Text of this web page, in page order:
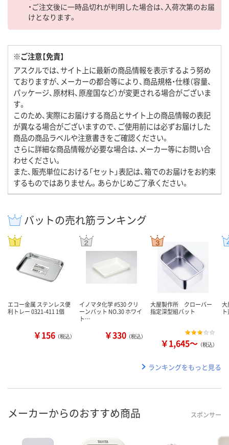
・ご注文後に一時品切れが判明した場合は、入荷次第のお届
けとなります。
※ご注意【免責】
アスクルでは、サイト上に最新の商品情報を表示するよう努め
ておりますが、メーカーの都合等により、商品規格・仕様（容量、
パッケージ、原材料、原産国など）が変更される場合がございま
す。
このため、実際にお届けする商品とサイト上の商品情報の表記
が異なる場合がございますので、ご使用前には必ずお届けした
商品の商品ラベルや注意書きをご確認ください。
さらに詳細な商品情報が必要な場合は、メーカー等にお問い合
わせください。
また、販売単位における「セット」表記は、箱でのお届けをお約束
するものではありません。あらかじめご了承ください。
バットの売れ筋ランキング
エコー金属 ステンレス便
利トレー 0321-411 1個
￥156 （税込）
イノマタ化学 #530 クリ
ーンバット NO.30 ホワイ
ト…
￥330 （税込）
大屋製作所 クローバー
指定深型組バット
￥1,645～ （税込）
ランキングをもっと見る
メーカーからのおすすめ商品 スポンサー